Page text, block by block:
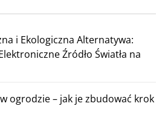
i Ekologiczna Alternatywa:
Źródło Światła na
ogrodzie – jak je zbudować krok